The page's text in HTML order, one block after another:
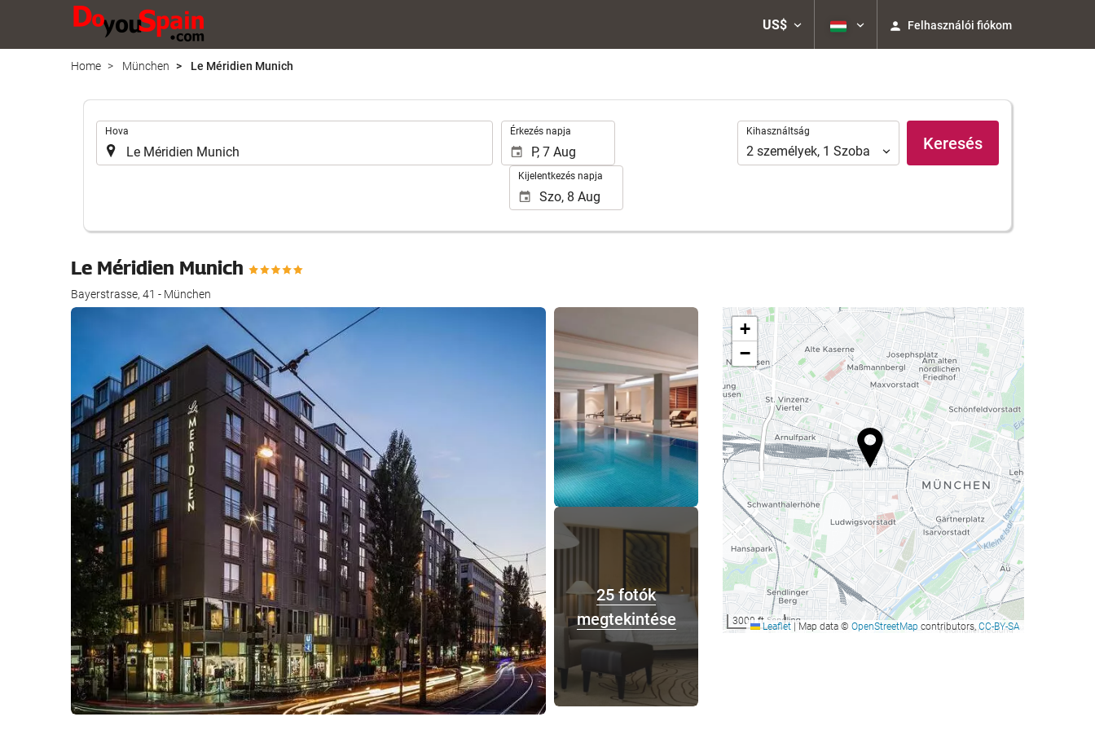
US$ Felhasználói fiókom
Home München Le Méridien Munich
Hova Érkezés napja
Kijelentkezés napja
Kihasználtság
Kihasználtság
2 személyek, 1 Szoba Keresés
Le Méridien Munich
Bayerstrasse, 41 - München
25 fotók
megtekintése
+
−
3000 ftLeaflet Map data © OpenStreetMap contributors,CC-BY-SA